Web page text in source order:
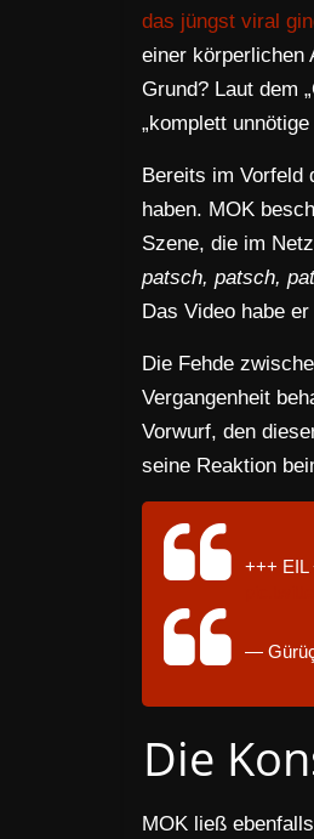
das jüngst viral
einer körperlichen
Grund? Laut dem
„komplett
Bereits im Vorfeld
haben. MOK
Szene, die im
patsch, patsch,
Das Video habe
Die Fehde
Vergangenheit
Vorwurf, den
seine Reaktion
+++ EIL
—
Die
MOK ließ